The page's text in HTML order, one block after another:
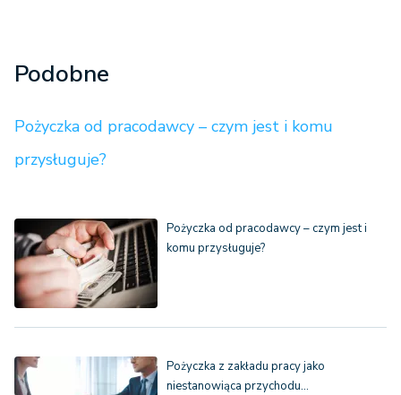
Podobne
Pożyczka od pracodawcy – czym jest i komu
przysługuje?
Pożyczka od pracodawcy – czym jest i
komu przysługuje?
Pożyczka z zakładu pracy jako
niestanowiąca przychodu…